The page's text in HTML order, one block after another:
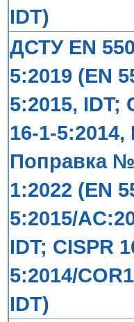
IDT)
ДСТУ EN
5:2019 (EN
5:2015, IDT;
16-1-5:2014,
Поправка №
1:2022 (EN
5:2015/
IDT; CISPR
5:2014/
IDT)